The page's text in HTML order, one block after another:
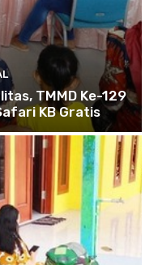
TMMD Ke-129
KB Gratis